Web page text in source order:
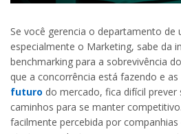
Se você gerencia o departamento de
especialmente o Marketing, sabe da
benchmarking para a sobrevivência
que a concorrência está fazendo e as
futuro do mercado, fica difícil
caminhos para se manter
facilmente percebida por